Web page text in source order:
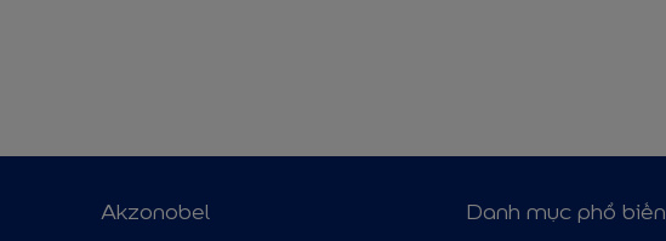
Akzonobel Danh mục phổ biến